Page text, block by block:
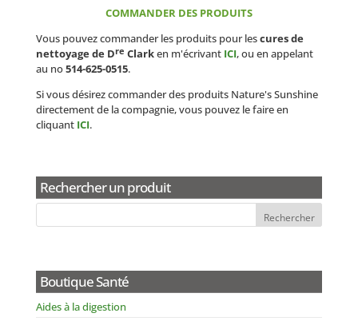
COMMANDER DES PRODUITS
Vous pouvez commander les produits pour lescures de
nettoyage de Dre Clarken m'écrivant ICI, ou en appelant
au no514-625-0515.
Si vous désirez commander des produits Nature's Sunshine
directement de la compagnie, vous pouvez le faire en
cliquant ICI.
Rechercher un produit
Boutique Santé
Aides à la digestion